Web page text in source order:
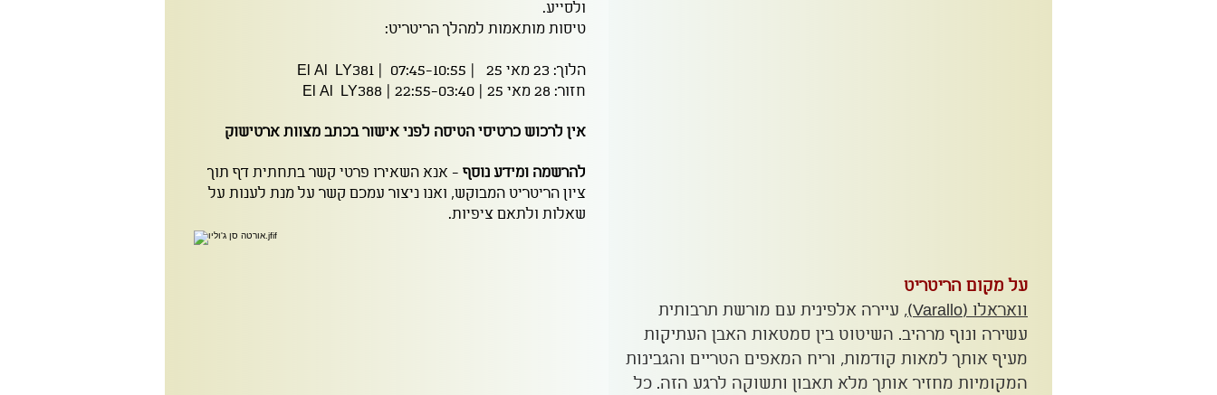
ולסייע.
טיסות מותאמות למהלך הריטריט:
הלוך: 23 מאי 25 | 07:45-10:55 | El Al LY381
חזור: 28 מאי 25 | 22:55-03:40 | El Al LY388
אין לרכוש כרטיסי הטיסה לפני אישור בכתב מצוות ארטישוק
להרשמה ומידע נוסף - אנא השאירו פרטי קשר בתחתית דף תוך
ציון הריטריט המבוקש, ואנו ניצור עמכם קשר על מנת לענות על
שאלות ולתאם ציפיות.​
על מקום הריטריט
וואראלו (Varallo)
, עיירה אלפינית עם מורשת תרבותית
עשירה ונוף מרהיב. השיטוט בין סמטאות האבן העתיקות
מעיף אותך למאות קודמות, וריח המאפים הטריים והגבינות
המקומיות מחזיר אותך מלא תאבון ותשוקה לרגע הזה. כל